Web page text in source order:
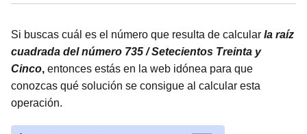
Si buscas cuál es el número que resulta de calcular la raíz
cuadrada del número 735 / Setecientos Treinta y
Cinco, entonces estás en la web idónea para que
conozcas qué solución se consigue al calcular esta
operación.